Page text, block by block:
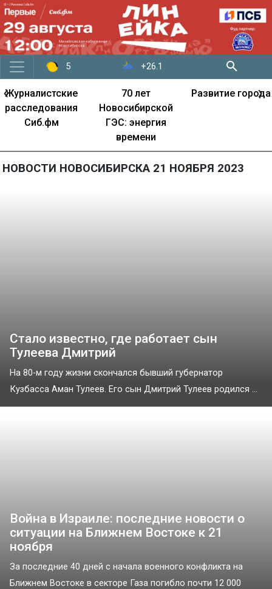
5 +26.1
Журналистские
расследования
Сиб.фм
70 лет
Новосибирской
ГЭС: энергия
времени
Развитие города
‹ ›
НОВОСТИ НОВОСИБИРСКА 21 НОЯБРЯ 2023
Стало известно, где работает сын
Тулеева Дмитрий
На 80-м году жизни скончался бывший губернатор
Кузбасса Аман Тулеев. Его сын Дмитрий Тулеев родился ...
Война в Израиле: последние новости о
ситуации на Ближнем Востоке к 21
ноября
За последние 40 дней с начала военного конфликта на
Ближнем Востоке в секторе Газа погибло почти 12 000